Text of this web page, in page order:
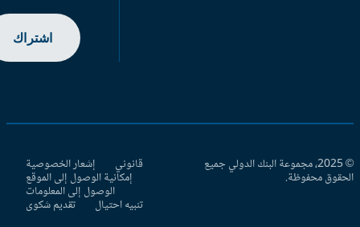
اشتراك
© 2025، مجموعة البنك الدولي جميع
محفوظة.
قانوني إشعار الخصوصية
إمكانية الوصول إلى الموقع
الوصول إلى المعلومات
تنبيه احتيال تقديم شكوى